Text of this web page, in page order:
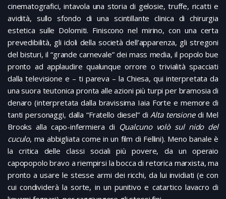
cinematografici, intavola una storia di gelosie, truffe, ricatti e
avidità, sullo sfondo di una scintillante clinica di chirurgia
estetica sulle Dolomiti. Finiscono nel mirino, con una certa
prevedibilità, gli idoli della società dell’apparenza, gli stregoni
del bisturi, il “grande carnevale” dei mass media, il popolo bue
pronto ad applaudire qualunque orrore o trivialità spacciati
dalla televisione e – ti pareva – la Chiesa, qui interpretata da
una suora teutonica pronta alle azioni più turpi per bramosia di
denaro (interpretata dalla bravissima Iaia Forte e memore di
tanti personaggi, dalla “Fratello diesel” diAlta tensionedi Mel
Brooks alla capo-infermiera di Qualcuno volò sul nido del
cuculo, ma abbigliata come in un film di Fellini). Meno banale è
la critica delle classi sociali più povere, da un operaio
capopopolo bravo a riempirsi la bocca di retorica marxista, ma
pronto a usare le stesse armi dei ricchi, da lui invidiati (e con
cui condividerà la sorte, in un punitivo e catartico lavacro di